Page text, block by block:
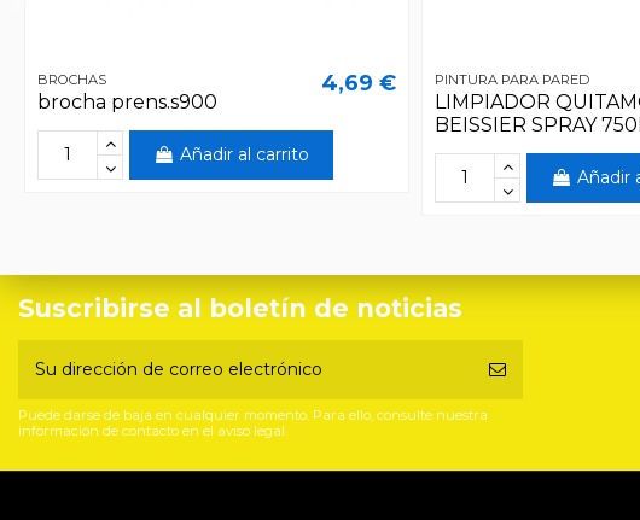
BROCHAS
brocha prens.s900
4,69 €
Añadir al carrito
PINTURA PARA PARED
LIMPIADOR
BEISSIER SPRAY
Añadir
Suscribirse al boletín de noticias
Puede darse de baja en cualquier momento. Para ello, consulte nuestra
información de contacto en el aviso legal.